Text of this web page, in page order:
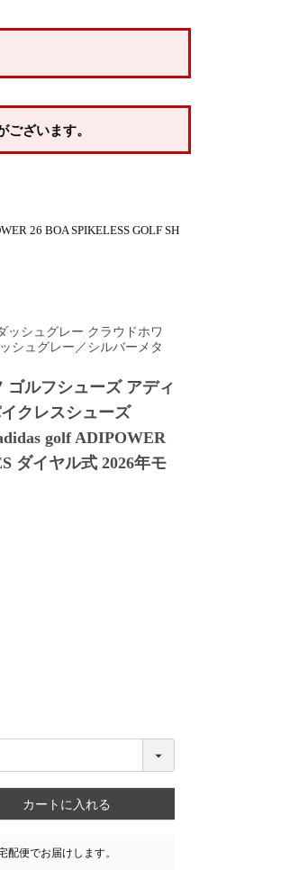
ざいます。
26 BOA SPIKELESS GOLF SH
ッシュグレー クラウドホワ
シュグレー／シルバーメタ
ゴルフシューズ アディ
クレスシューズ
golf ADIPOWER
ダイヤル式 2026年モ
カートに入れる
配便でお届けします。